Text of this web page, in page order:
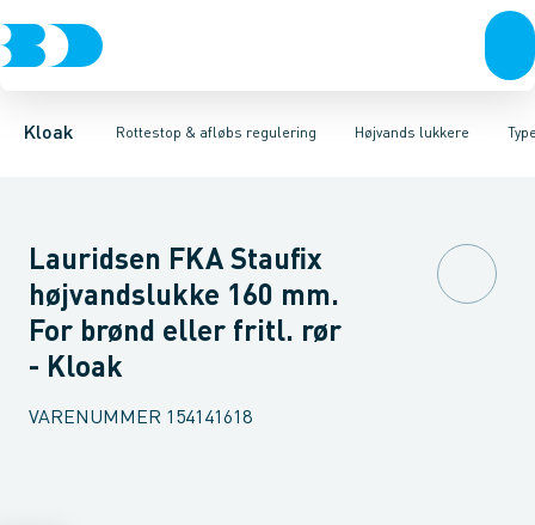
Kloak Rottestop & afløbs regulering
Rør & fittingsBrønde BrøndgodsLinjeafvandingTanke,
Højvands lukkere
Højvands lukkereAfløbs reguleringRottestop
Type 1 med 1 lukkerType 2 med 2 lukkerType 3 med 2
Lauridsen FKA Staufix
højvandslukke 160 mm.
For brønd eller fritl. rør
- Kloak
VARENUMMER 154141618